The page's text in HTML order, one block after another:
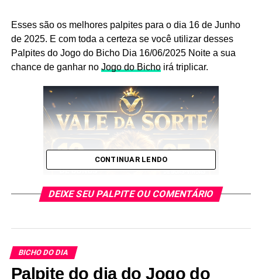
Esses são os melhores palpites para o dia 16 de Junho
de 2025. E com toda a certeza se você utilizar desses
Palpites do Jogo do Bicho Dia 16/06/2025 Noite a sua
chance de ganhar no Jogo do Bichoirá triplicar.
Google.
CONTINUAR LENDO
DEIXE SEU PALPITE OU COMENTÁRIO
BICHO DO DIA
Palpite do dia do Jogo do